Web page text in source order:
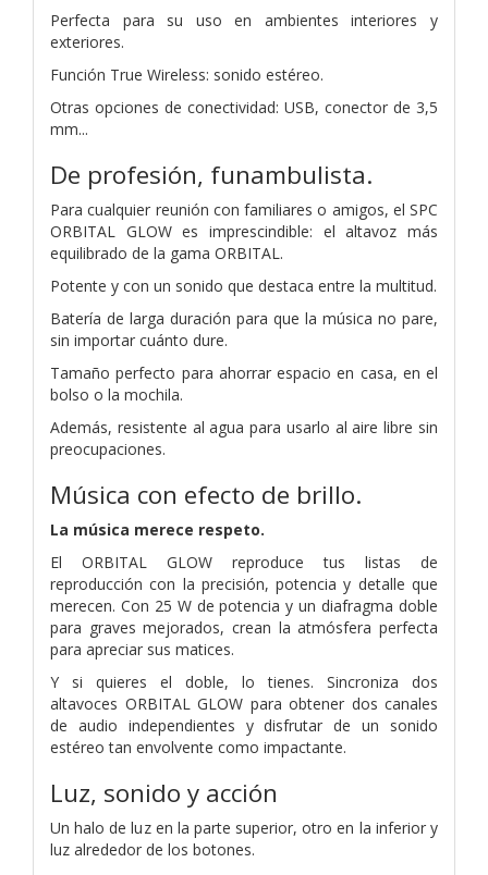
Perfecta para su uso en ambientes interiores y
exteriores.
Función True Wireless: sonido estéreo.
Otras opciones de conectividad: USB, conector de 3,5
mm...
De profesión, funambulista.
Para cualquier reunión con familiares o amigos, el SPC
ORBITAL GLOW es imprescindible: el altavoz más
equilibrado de la gama ORBITAL.
Potente y con un sonido que destaca entre la multitud.
Batería de larga duración para que la música no pare,
sin importar cuánto dure.
Tamaño perfecto para ahorrar espacio en casa, en el
bolso o la mochila.
Además, resistente al agua para usarlo al aire libre sin
preocupaciones.
Música con efecto de brillo.
La música merece respeto.
El ORBITAL GLOW reproduce tus listas de
reproducción con la precisión, potencia y detalle que
merecen. Con 25 W de potencia y un diafragma doble
para graves mejorados, crean la atmósfera perfecta
para apreciar sus matices.
Y si quieres el doble, lo tienes. Sincroniza dos
altavoces ORBITAL GLOW para obtener dos canales
de audio independientes y disfrutar de un sonido
estéreo tan envolvente como impactante.
Luz, sonido y acción
Un halo de luz en la parte superior, otro en la inferior y
luz alrededor de los botones.